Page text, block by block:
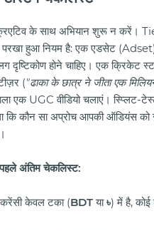
के साथ अभियान शुरू न करें।
परखा हुआ नियम है: एक एडसेट
होने चाहिए। एक क्रिकेट
("ढाका के छात्र ने जीता एक
एक UGC वीडियो चलाएं। स्प्लिट-
कि कौन सा अप्रोच आपकी ऑडियंस को
अंतिम चेकलिस्ट:
करेंसी केवल टका (BDTया৳) में है, कोई